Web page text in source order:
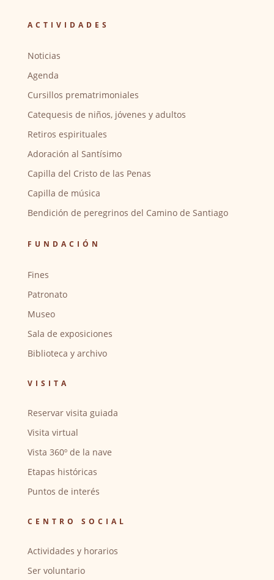
ACTIVIDADES
Noticias
Agenda
Cursillos prematrimoniales
Catequesis de niños, jóvenes y adultos
Retiros espirituales
Adoración al Santísimo
Capilla del Cristo de las Penas
Capilla de música
Bendición de peregrinos del Camino de Santiago
FUNDACIÓN
Fines
Patronato
Museo
Sala de exposiciones
Biblioteca y archivo
VISITA
Reservar visita guiada
Visita virtual
Vista 360º de la nave
Etapas históricas
Puntos de interés
CENTRO SOCIAL
Actividades y horarios
Ser voluntario